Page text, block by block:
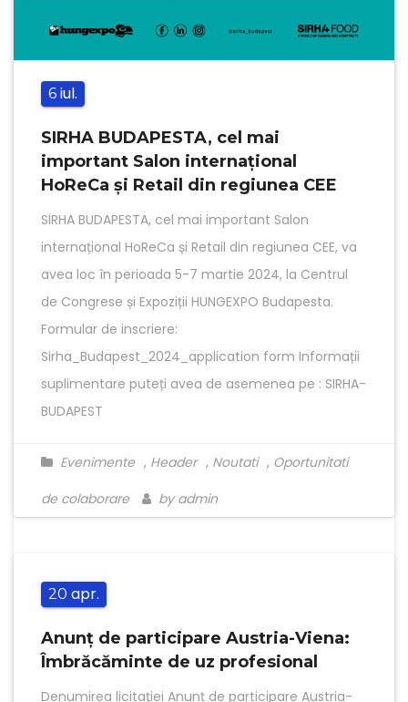
6 iul.
SIRHA BUDAPESTA, cel mai
important Salon internațional
HoReCa și Retail din regiunea CEE
SIRHA BUDAPESTA, cel mai important Salon
internațional HoReCa și Retail din regiunea CEE, va
avea loc în perioada 5-7 martie 2024, la Centrul
de Congrese și Expoziții HUNGEXPO Budapesta.
Formular de inscriere:
Sirha_Budapest_2024_application form Informații
suplimentare puteți avea de asemenea pe : SIRHA-
BUDAPEST
Evenimente , Header , Noutati , Oportunitati
de colaborare
by admin
20 apr.
Anunț de participare Austria-Viena:
Îmbrăcăminte de uz profesional
Denumirea licitaţiei Anunț de participare Austria-